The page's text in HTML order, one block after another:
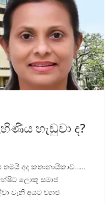
හැඬුවා ද?
අද කතානායිකාව……
ලොකු සමාජ
වැනි අයට ව්‍යාජ